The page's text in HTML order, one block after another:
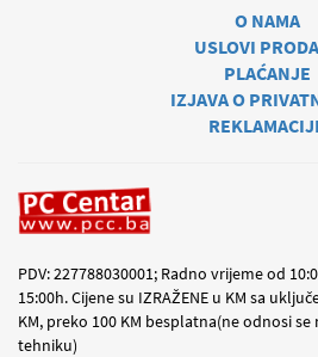
O NAMA
USLOVI
PLAĆANJE
IZJAVA O
PDV: 227788030001; Radno vrijeme od
15:00h. Cijene su IZRAŽENE u KM sa
KM, preko 100 KM besplatna(ne odnosi
tehniku)